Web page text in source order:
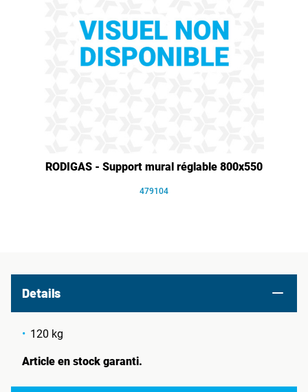
RODIGAS - Support mural réglable 800x550
479104
Details
120 kg
Article en stock garanti.